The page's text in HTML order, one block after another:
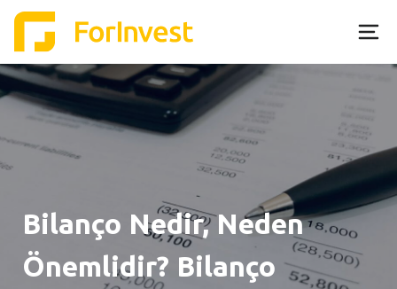
Skip
to
content
Bilanço Nedir, Neden
Önemlidir? Bilanço